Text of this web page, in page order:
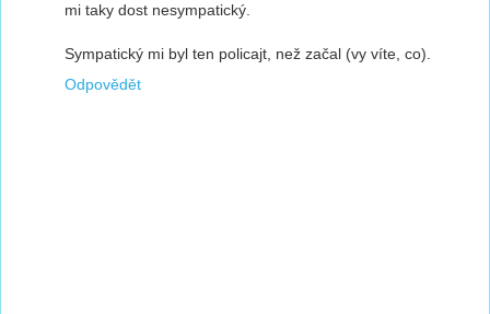
mi taky dost nesympatický.
Sympatický mi byl ten policajt, než začal (vy víte, co).
Odpovědět